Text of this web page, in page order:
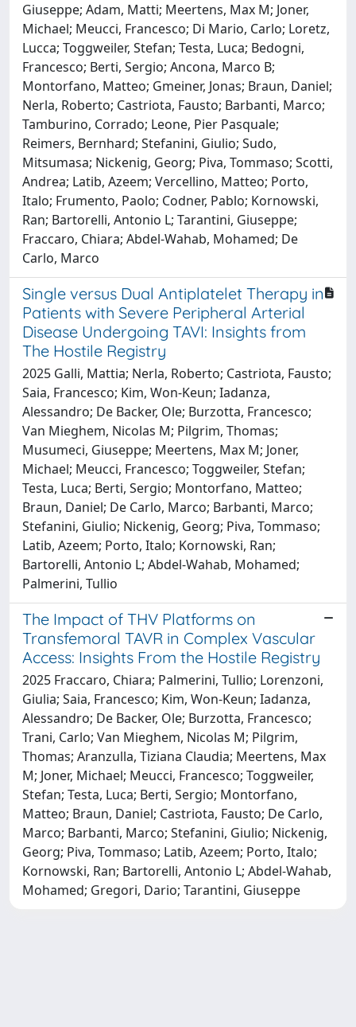
Giuseppe; Adam, Matti; Meertens, Max M; Joner,
Michael; Meucci, Francesco; Di Mario, Carlo; Loretz,
Lucca; Toggweiler, Stefan; Testa, Luca; Bedogni,
Francesco; Berti, Sergio; Ancona, Marco B;
Montorfano, Matteo; Gmeiner, Jonas; Braun, Daniel;
Nerla, Roberto; Castriota, Fausto; Barbanti, Marco;
Tamburino, Corrado; Leone, Pier Pasquale;
Reimers, Bernhard; Stefanini, Giulio; Sudo,
Mitsumasa; Nickenig, Georg; Piva, Tommaso; Scotti,
Andrea; Latib, Azeem; Vercellino, Matteo; Porto,
Italo; Frumento, Paolo; Codner, Pablo; Kornowski,
Ran; Bartorelli, Antonio L; Tarantini, Giuseppe;
Fraccaro, Chiara; Abdel-Wahab, Mohamed; De
Carlo, Marco
Single versus Dual Antiplatelet Therapy in
Patients with Severe Peripheral Arterial
Disease Undergoing TAVI: Insights from
The Hostile Registry
2025 Galli, Mattia; Nerla, Roberto; Castriota, Fausto;
Saia, Francesco; Kim, Won-Keun; Iadanza,
Alessandro; De Backer, Ole; Burzotta, Francesco;
Van Mieghem, Nicolas M; Pilgrim, Thomas;
Musumeci, Giuseppe; Meertens, Max M; Joner,
Michael; Meucci, Francesco; Toggweiler, Stefan;
Testa, Luca; Berti, Sergio; Montorfano, Matteo;
Braun, Daniel; De Carlo, Marco; Barbanti, Marco;
Stefanini, Giulio; Nickenig, Georg; Piva, Tommaso;
Latib, Azeem; Porto, Italo; Kornowski, Ran;
Bartorelli, Antonio L; Abdel-Wahab, Mohamed;
Palmerini, Tullio
The Impact of THV Platforms on
Transfemoral TAVR in Complex Vascular
Access: Insights From the Hostile Registry
2025 Fraccaro, Chiara; Palmerini, Tullio; Lorenzoni,
Giulia; Saia, Francesco; Kim, Won-Keun; Iadanza,
Alessandro; De Backer, Ole; Burzotta, Francesco;
Trani, Carlo; Van Mieghem, Nicolas M; Pilgrim,
Thomas; Aranzulla, Tiziana Claudia; Meertens, Max
M; Joner, Michael; Meucci, Francesco; Toggweiler,
Stefan; Testa, Luca; Berti, Sergio; Montorfano,
Matteo; Braun, Daniel; Castriota, Fausto; De Carlo,
Marco; Barbanti, Marco; Stefanini, Giulio; Nickenig,
Georg; Piva, Tommaso; Latib, Azeem; Porto, Italo;
Kornowski, Ran; Bartorelli, Antonio L; Abdel-Wahab,
Mohamed; Gregori, Dario; Tarantini, Giuseppe